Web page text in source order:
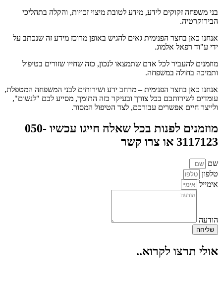
בני משפחה זקוקים לידע, מידע לטובת מיצוי זכויות, והקלה בתהליכי
הבירוקרטיה.
אנחנו כאן בחצר הפנימית גאים להגיש באופן מרוכז מידע זה שנכתב על
ידי ע"וד רפאל אלמוג.
מוזמנים להעביר לכל אדם שתמצאו לנכון, כזה שחייו שזורים בטיפול
ותמיכה בחולה במשפחה.
אנחנו כאן בחצר הפנימית – מרחב ידע ושירותים לבני המשפחה המטפלת,
עומדים לשירותכם בכל צורך ובעיקר כזה התומך, מסייע לכם "לנשום",
ולייצר חיים אפשרים עבורכם, לצד הטיפול המסור.
מוזמנים לפנות בכל שאלה חייגו עכשיו 050-
3117123 או צרו קשר
שם
טלפון
אימייל
הודעה
שליחה
אולי תרצו לקרוא..